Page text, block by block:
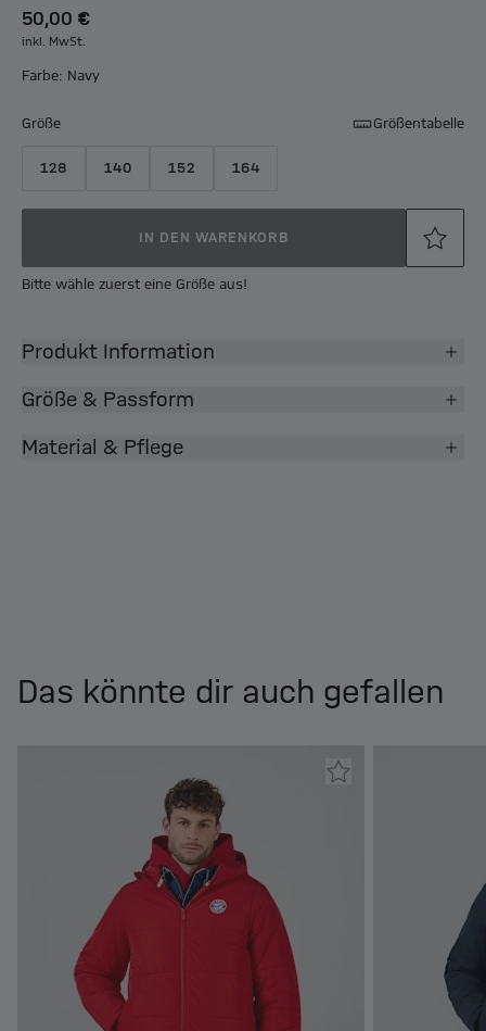
50,00 €
inkl. MwSt.
Farbe: Navy
Größe Größentabelle
128 140 152 164
IN DEN WARENKORB
Bitte wähle zuerst eine Größe aus!
Produkt Information
Größe & Passform
Material & Pflege
Das könnte dir auch gefallen